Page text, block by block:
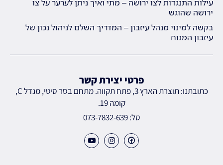
עילות התנגדות לצו ירושה – מתי ואיך ניתן לערער על צו
ירושה שהוגש
בקשה למינוי מנהל עיזבון – המדריך השלם לניהול נכון של
עיזבון המנוח
פרטי יצירת קשר
כתובתנו: תוצרת הארץ 3, פתח תקווה. מתחם בסר סיטי, מגדל C,
קומה 19.
טל: 073-7832-639